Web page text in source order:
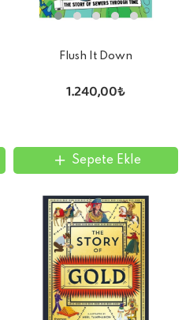
Flush It Down
1.240,00₺
Sepete Ekle